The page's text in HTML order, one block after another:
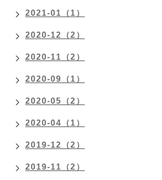
2021-01（1）
2020-12（2）
2020-11（2）
2020-09（1）
2020-05（2）
2020-04（1）
2019-12（2）
2019-11（2）